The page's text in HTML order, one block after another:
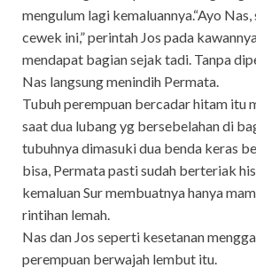
mengulum lagi kemaluannya.“Ayo
cewek ini,” perintah Jos pada
mendapat bagian sejak tadi. Tanpa
Nas langsung menindih Permata.
Tubuh perempuan bercadar hitam itu
saat dua lubang yg bersebelahan di
tubuhnya dimasuki dua benda keras
bisa, Permata pasti sudah berteriak
kemaluan Sur membuatnya hanya
rintihan lemah.
Nas dan Jos seperti kesetanan
perempuan berwajah lembut itu.